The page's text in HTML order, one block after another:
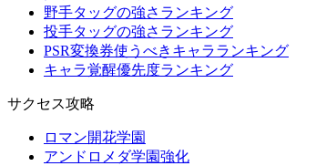
野手タッグの強さランキング
投手タッグの強さランキング
PSR変換券使うべきキャラランキング
キャラ覚醒優先度ランキング
サクセス攻略
ロマン開花学園
アンドロメダ学園強化